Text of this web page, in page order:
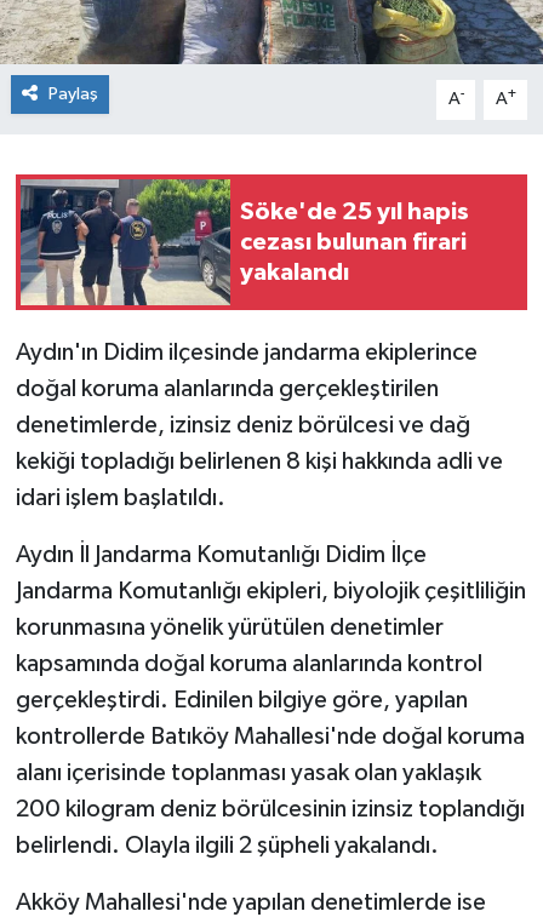
Paylaş A- A+
Söke'de 25 yıl hapis
cezası bulunan firari
yakalandı
Aydın'ın Didim ilçesinde jandarma ekiplerince
doğal koruma alanlarında gerçekleştirilen
denetimlerde, izinsiz deniz börülcesi ve dağ
kekiği topladığı belirlenen 8 kişi hakkında adli ve
idari işlem başlatıldı.
Aydın İl Jandarma Komutanlığı Didim İlçe
Jandarma Komutanlığı ekipleri, biyolojik çeşitliliğin
korunmasına yönelik yürütülen denetimler
kapsamında doğal koruma alanlarında kontrol
gerçekleştirdi. Edinilen bilgiye göre, yapılan
kontrollerde Batıköy Mahallesi'nde doğal koruma
alanı içerisinde toplanması yasak olan yaklaşık
200 kilogram deniz börülcesinin izinsiz toplandığı
belirlendi. Olayla ilgili 2 şüpheli yakalandı.
Akköy Mahallesi'nde yapılan denetimlerde ise